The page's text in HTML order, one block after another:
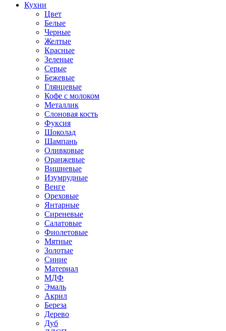
Кухни
Цвет
Белые
Черные
Желтые
Красные
Зеленые
Серые
Бежевые
Глянцевые
Кофе с молоком
Металлик
Слоновая кость
Фуксия
Шоколад
Шампань
Оливковые
Оранжевые
Вишневые
Изумрудные
Венге
Ореховые
Янтарные
Сиреневые
Салатовые
Фиолетовые
Мятные
Золотые
Синие
Материал
МДФ
Эмаль
Акрил
Береза
Дерево
Дуб